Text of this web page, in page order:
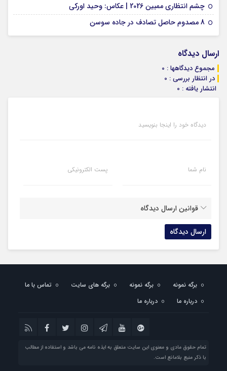
چشم انتظاری ممبین 2026 | عکاس: وحید اورکی
8 مصدوم حاصل تصادف در جاده سوسن
ارسال دیدگاه
مجموع دیدگاهها : 0
در انتظار بررسی : 0
انتشار یافته : 0
دیدگاه خود را اینجا بنویسید
نام شما پست الکترونیکی
قوانین ارسال دیدگاه
برگه نمونه برگه نمونه برگه های سایت
تماس با ما
درباره ما
درباره ما
تمام حقوق مادی و معنوی این سایت متعلق به ایذه نامه می باشد و استفاده از مطالب
با ذکر منبع بلامانع است.